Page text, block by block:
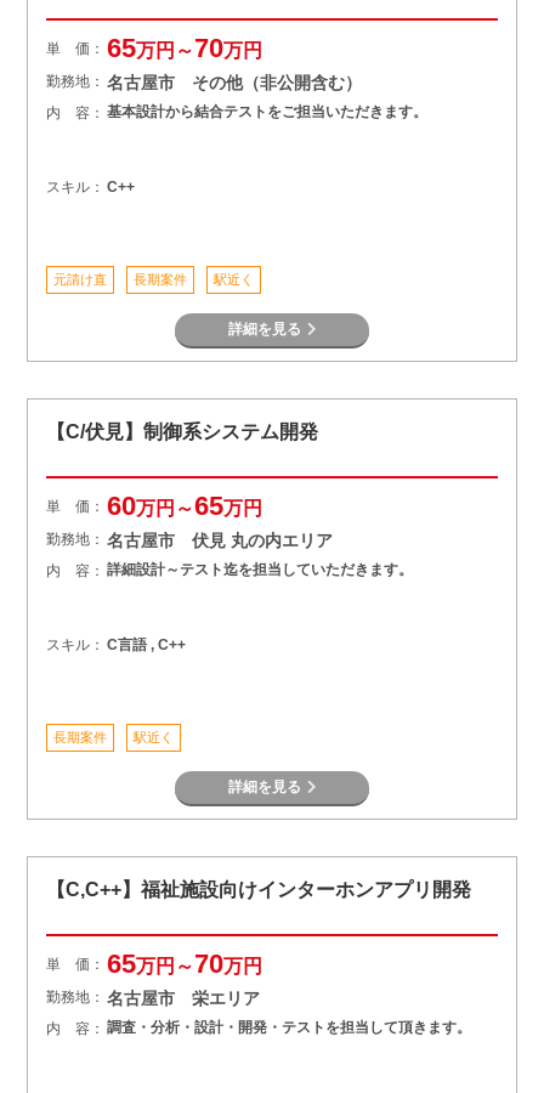
単 価： 65万円～70万円
勤務地： 名古屋市 その他（非公開含む）
内 容： 基本設計から結合テストをご担当いただきます。
スキル： C++
元請け直 長期案件 駅近く
詳細を見る
【C/伏見】制御系システム開発
単 価： 60万円～65万円
勤務地： 名古屋市 伏見 丸の内エリア
内 容： 詳細設計～テスト迄を担当していただきます。
スキル： C言語 , C++
長期案件 駅近く
詳細を見る
【C,C++】福祉施設向けインターホンアプリ開発
単 価： 65万円～70万円
勤務地： 名古屋市 栄エリア
内 容： 調査・分析・設計・開発・テストを担当して頂きます。